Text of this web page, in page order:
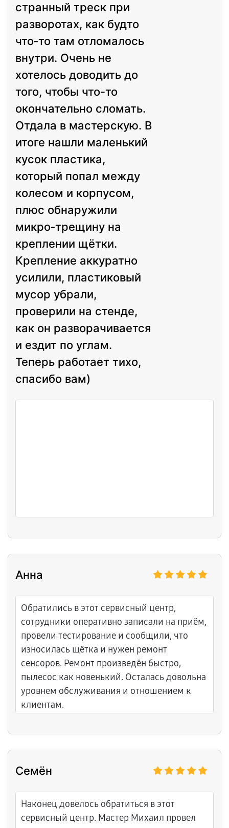
странный треск при
разворотах, как будто
что‑то там отломалось
внутри. Очень не
хотелось доводить до
того, чтобы что-то
окончательно сломать.
Отдала в мастерскую. В
итоге нашли маленький
кусок пластика,
который попал между
колесом и корпусом,
плюс обнаружили
микро‑трещину на
креплении щётки.
Крепление аккуратно
усилили, пластиковый
мусор убрали,
проверили на стенде,
как он разворачивается
и ездит по углам.
Теперь работает тихо,
спасибо вам)
Анна
Обратились в этот сервисный центр,
сотрудники оперативно записали на приём,
провели тестирование и сообщили, что
износилась щётка и нужен ремонт
сенсоров. Ремонт произведён быстро,
пылесос как новенький. Осталась довольна
уровнем обслуживания и отношением к
клиентам.
Семён
Наконец довелось обратиться в этот
сервисный центр. Мастер Михаил провел